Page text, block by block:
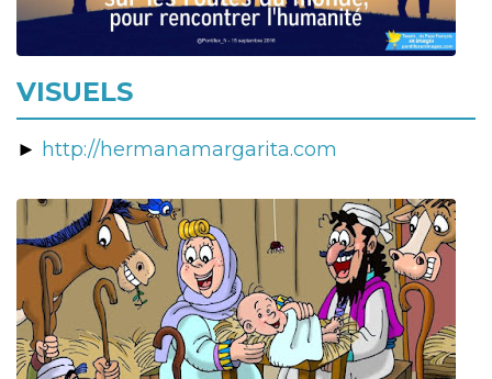
VISUELS
► http://hermanamargarita.com